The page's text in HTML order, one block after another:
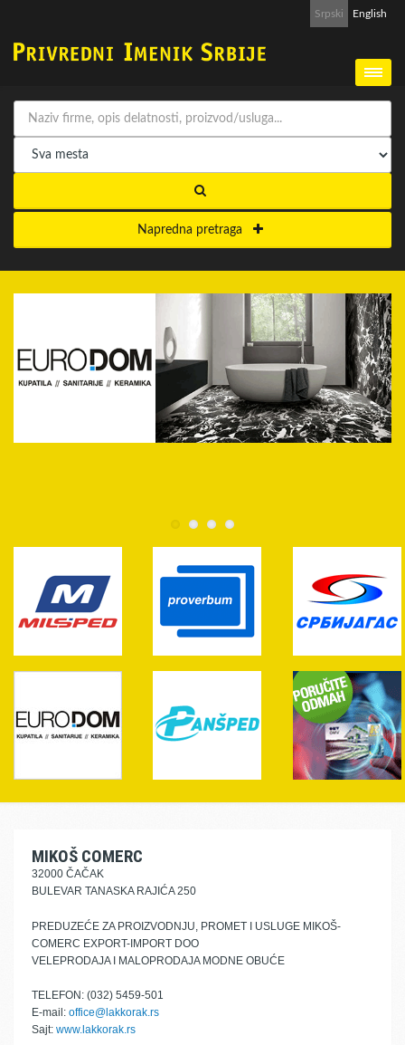
Srpski English
Napredna pretraga
MIKOŠ COMERC
32000 ČAČAK
BULEVAR TANASKA RAJIĆA 250
PREDUZEĆE ZA PROIZVODNJU, PROMET I USLUGE MIKOŠ-
COMERC EXPORT-IMPORT DOO
VELEPRODAJA I MALOPRODAJA MODNE OBUĆE
TELEFON: (032) 5459-501
E-mail: office@lakkorak.rs
Sajt: www.lakkorak.rs